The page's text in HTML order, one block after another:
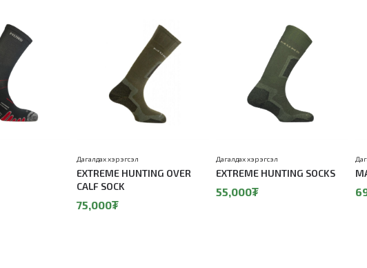
EXTREME HUNTING OVER
CALF SOCK
Дагалдах хэрэгсэл
75,000₮
EXTREME HUNTING SOCKS
Дагалдах хэрэгсэл
55,000₮